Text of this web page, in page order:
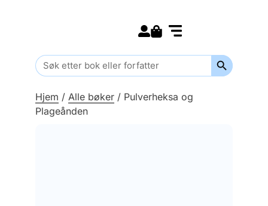
Search
for:
Search
Hjem / Alle bøker / Pulverheksa og
Plageånden